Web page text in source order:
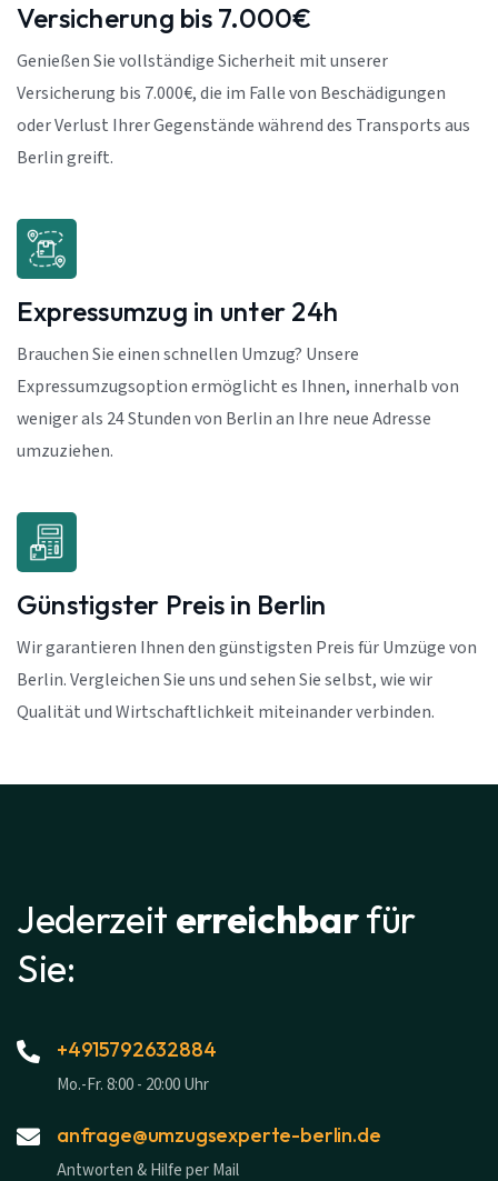
Versicherung bis 7.000€
Genießen Sie vollständige Sicherheit mit unserer
Versicherung bis 7.000€, die im Falle von Beschädigungen
oder Verlust Ihrer Gegenstände während des Transports aus
Berlin greift.
Expressumzug in unter 24h
Brauchen Sie einen schnellen Umzug? Unsere
Expressumzugsoption ermöglicht es Ihnen, innerhalb von
weniger als 24 Stunden von Berlin an Ihre neue Adresse
umzuziehen.
Günstigster Preis in Berlin
Wir garantieren Ihnen den günstigsten Preis für Umzüge von
Berlin. Vergleichen Sie uns und sehen Sie selbst, wie wir
Qualität und Wirtschaftlichkeit miteinander verbinden.
Jederzeit erreichbarfür
Sie:
+4915792632884
Mo.-Fr. 8:00 - 20:00 Uhr
anfrage@umzugsexperte-berlin.de
Antworten & Hilfe per Mail